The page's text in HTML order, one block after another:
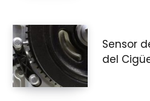
Sensor
del